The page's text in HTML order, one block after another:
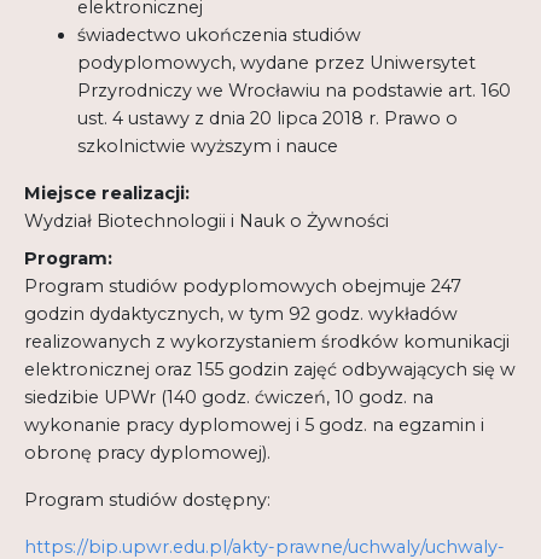
elektronicznej
świadectwo ukończenia studiów
podyplomowych, wydane przez Uniwersytet
Przyrodniczy we Wrocławiu na podstawie art. 160
ust. 4 ustawy z dnia 20 lipca 2018 r. Prawo o
szkolnictwie wyższym i nauce
Miejsce realizacji:
Wydział Biotechnologii i Nauk o Żywności
Program:
Program studiów podyplomowych obejmuje 247
godzin dydaktycznych, w tym 92 godz. wykładów
realizowanych z wykorzystaniem środków komunikacji
elektronicznej oraz 155 godzin zajęć odbywających się w
siedzibie UPWr (140 godz. ćwiczeń, 10 godz. na
wykonanie pracy dyplomowej i 5 godz. na egzamin i
obronę pracy dyplomowej).
Program studiów dostępny:
https://bip.upwr.edu.pl/akty-prawne/uchwaly/uchwaly-